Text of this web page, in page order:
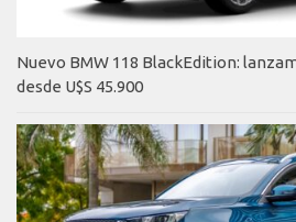
Nuevo BMW 118 BlackEdition:
desde U$S 45.900